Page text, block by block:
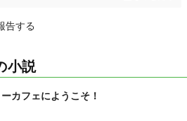
告する
小説
カフェにようこそ！